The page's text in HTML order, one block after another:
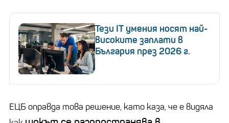
Тези IT умения носят най-
високите заплати в
България през 2026 г.
ЕЦБ оправда това решение, като каза, че е видяла